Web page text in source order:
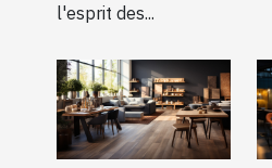
l'esprit des...